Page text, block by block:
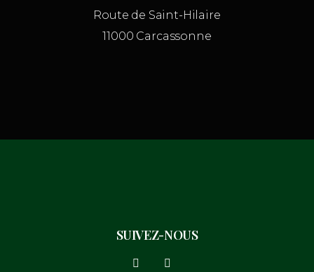
Route de Saint-Hilaire
11000 Carcassonne
SUIVEZ-NOUS